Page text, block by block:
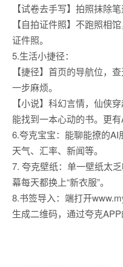
【试卷去手写】拍照抹除
【自拍证件照】不跑照相
证件照。
5.生活小捷径：
【捷径】首页的导航位，
一步麻烦。
【小说】科幻言情，仙侠
能找到一本心动的书。更
6.夸克宝宝：能聊能撩的AI
天气、汇率、新闻等。
7. 夸克壁纸：单一壁纸太
幕每天都换上“新衣服”。
8.书签导入：端打开
生成二维码，通过夸克APP